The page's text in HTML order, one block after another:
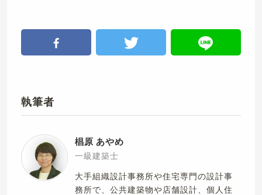
執筆者
椙原 あやめ
一級建築士
大手組織設計事務所や住宅専門の設計事
務所で、公共建築物や店舗設計、個人住